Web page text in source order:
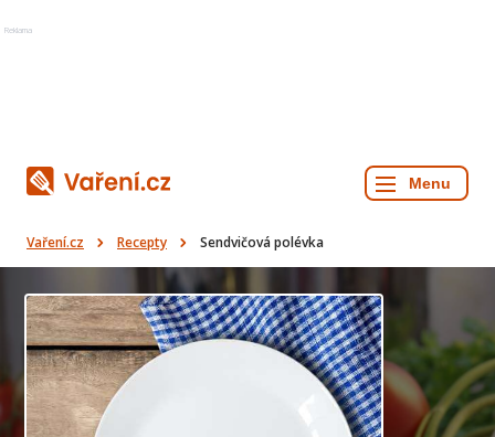
Reklama
Vaření.cz Recepty Sendvičová polévka